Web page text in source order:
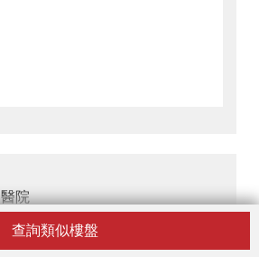
查詢類似樓盤
院